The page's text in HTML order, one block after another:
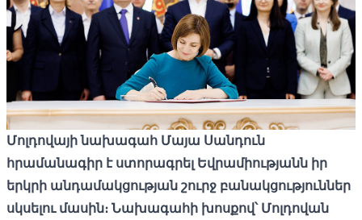
Մոլդովայի նախագահ Մայա Սանդուն
հրամանագիր է ստորագրել Եվրամիությանն իր
երկրի անդամակցության շուրջ բանակցություններ
սկսելու մասին։ Նախագահի խոսքով՝ Մոլդովան